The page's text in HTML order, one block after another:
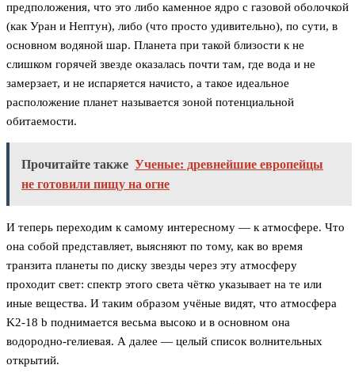
предположения, что это либо каменное ядро с газовой оболочкой
(как Уран и Нептун), либо (что просто удивительно), по сути, в
основном водяной шар. Планета при такой близости к не
слишком горячей звезде оказалась почти там, где вода и не
замерзает, и не испаряется начисто, а такое идеальное
расположение планет называется зоной потенциальной
обитаемости.
Прочитайте также Ученые: древнейшие европейцы
не готовили пищу на огне
И теперь переходим к самому интересному — к атмосфере. Что
она собой представляет, выясняют по тому, как во время
транзита планеты по диску звезды через эту атмосферу
проходит свет: спектр этого света чётко указывает на те или
иные вещества. И таким образом учёные видят, что атмосфера
K2-18 b поднимается весьма высоко и в основном она
водородно-гелиевая. А далее — целый список волнительных
открытий.